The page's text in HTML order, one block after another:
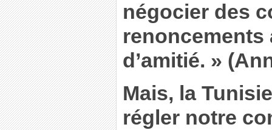
négocier des
renoncements
d’amitié. »
Mais, la
régler notre